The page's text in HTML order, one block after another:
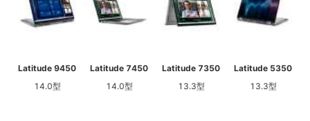
Latitude 9450
14.0型
Latitude 7450
14.0型
Latitude 7350
13.3型
Latitude 5350
13.3型